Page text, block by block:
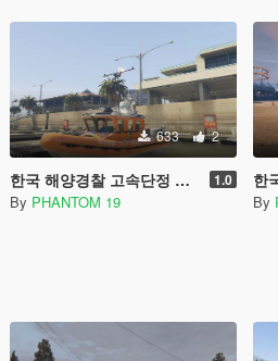
633 2
한국 해양경찰 고속단정 Korea Coast Guard High Speed Boat 1.0
By PHANTOM 19
한
By